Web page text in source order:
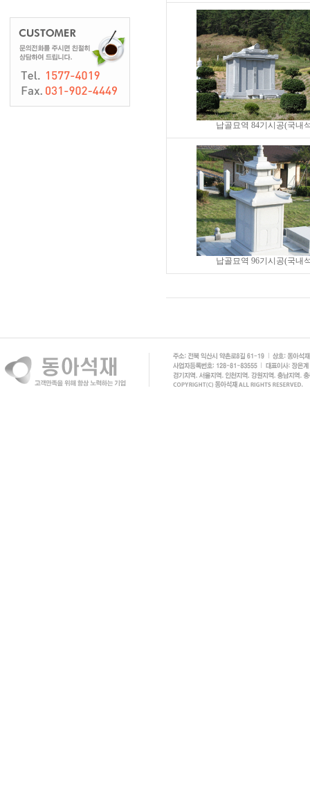
납골묘역 84기시공(국내
납골묘역 96기시공(국내